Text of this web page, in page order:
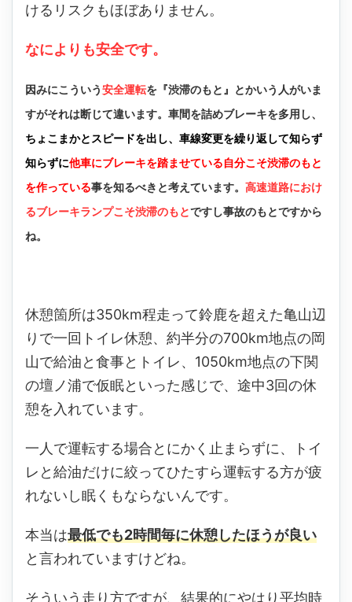
けるリスクもほぼありません。
なによりも安全です。
因みにこういう安全運転を『渋滞のもと』とかいう人がいま
すがそれは断じて違います。車間を詰めブレーキを多用し、
ちょこまかとスピードを出し、車線変更を繰り返して知らず
知らずに他車にブレーキを踏ませている自分こそ渋滞のもと
を作っている事を知るべきと考えています。 高速道路におけ
るブレーキランプこそ渋滞のもとですし事故のもとですから
ね。
休憩箇所は350km程走って鈴鹿を超えた亀山辺
りで一回トイレ休憩、約半分の700km地点の岡
山で給油と食事とトイレ、1050km地点の下関
の壇ノ浦で仮眠といった感じで、途中3回の休
憩を入れています。
一人で運転する場合とにかく止まらずに、トイ
レと給油だけに絞ってひたすら運転する方が疲
れないし眠くもならないんです。
本当は最低でも2時間毎に休憩したほうが良い
と言われていますけどね。
そういう走り方ですが、結果的にやはり平均時